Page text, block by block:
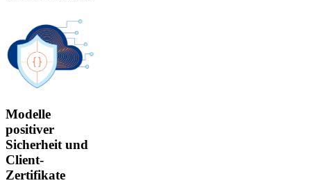
Modelle
positiver
Sicherheit und
Client-
Zertifikate